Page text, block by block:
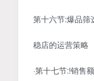
第十六节:爆品筛
稳店的运营策略
·第十七节:!销售